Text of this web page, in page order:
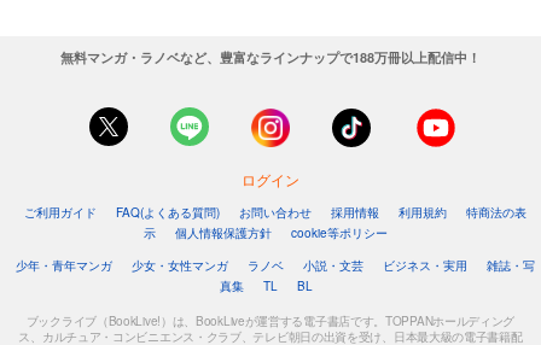
無料マンガ・ラノベなど、豊富なラインナップで188万冊以上配信中！
ログイン
ご利用ガイド FAQ(よくある質問) お問い合わせ 採用情報 利用規約
特商法の表
示
個人情報保護方針
cookie等ポリシー
少年・青年マンガ
少女・女性マンガ ラノベ 小説・文芸 ビジネス・実用
雑誌・写
真集
TL BL
ブックライブ（BookLive!）は、BookLiveが運営する電子書店です。TOPPANホールディング
ス、カルチュア・コンビニエンス・クラブ、テレビ朝日の出資を受け、日本最大級の電子書籍配